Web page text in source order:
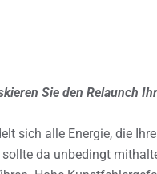
Sie den Relaunch
sich alle Energie, die
da unbedingt